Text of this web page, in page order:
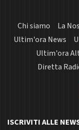
Chi siamo La
Ultim'ora News
Ultim'ora
Diretta
ISCRIVITI ALLE